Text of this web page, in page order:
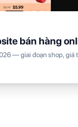
bán hàng
— giai đoạn shop, giá